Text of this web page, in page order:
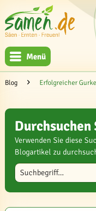
Menü
Blog Erfolgreicher
Durchsuchen
Verwenden Sie diese
Blogartikel zu
Blog durchsuchen